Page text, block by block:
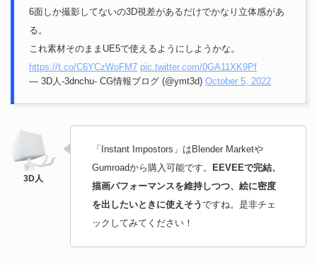
6面しか撮影してないの3D視差があるだけでかなり立体感があ
る。
これ素材そのままUE5で使えるようにしようかな。
https://t.co/C6YCzWoFM7 pic.twitter.com/0GA11XK9Pf
— 3D人-3dnchu- CG情報ブログ (@ymt3d) October 5, 2022
「Instant Impostors」はBlender Marketや
Gumroadから購入可能です。
EEVEEで完結、
描画パフォーマンスを維持しつつ、絵に密度
を出したいときに使えそう ですね。是非チェ
ックしてみてください！